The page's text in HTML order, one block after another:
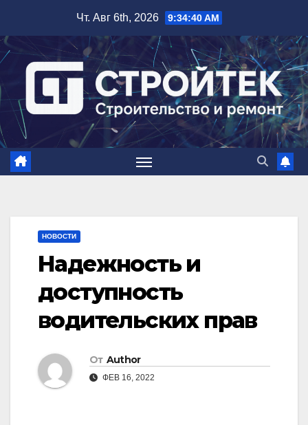
содержимому
Чт. Авг 6th, 2026 9:34:41 AM
НОВОСТИ
Надежность и
доступность
водительских прав
От Author
ФЕВ 16, 2022